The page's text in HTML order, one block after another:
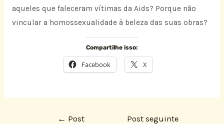
aqueles que faleceram vítimas da Aids? Porque não
vincular a homossexualidade à beleza das suas obras?
Compartilhe isso:
Facebook X
← Post
Post seguinte